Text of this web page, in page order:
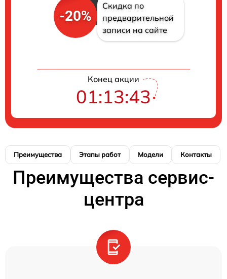
-20%
Скидка по
предварительной
записи на сайте
Конец акции
01:13:43
Преимущества Этапы работ Модели Контакты
Преимущества сервис-
центра